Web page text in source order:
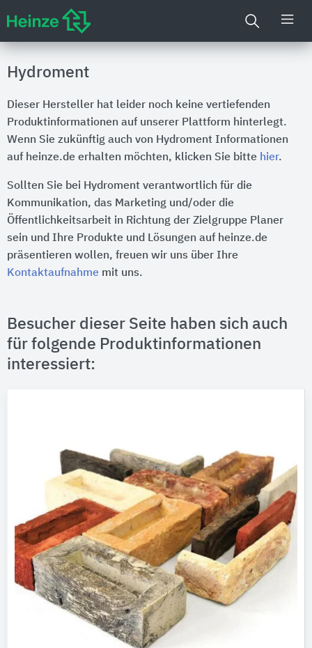
Hydroment
Dieser Hersteller hat leider noch keine vertiefenden
Produktinformationen auf unserer Plattform hinterlegt.
Wenn Sie zukünftig auch von Hydroment Informationen
auf heinze.de erhalten möchten, klicken Sie bitte hier.
Sollten Sie bei Hydroment verantwortlich für die
Kommunikation, das Marketing und/oder die
Öffentlichkeitsarbeit in Richtung der Zielgruppe Planer
sein und Ihre Produkte und Lösungen auf heinze.de
präsentieren wollen, freuen wir uns über Ihre
Kontaktaufnahme mit uns.
Besucher dieser Seite haben sich auch
für folgende Produktinformationen
interessiert: